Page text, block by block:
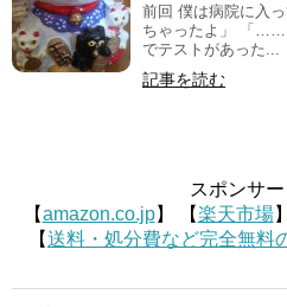
前回 僕は病院に入
ちゃったよ」 「
でテストがあった...
記事を読む
スポンサ
【amazon.co.jp】 【楽天市場
【送料・処分費など完全無料